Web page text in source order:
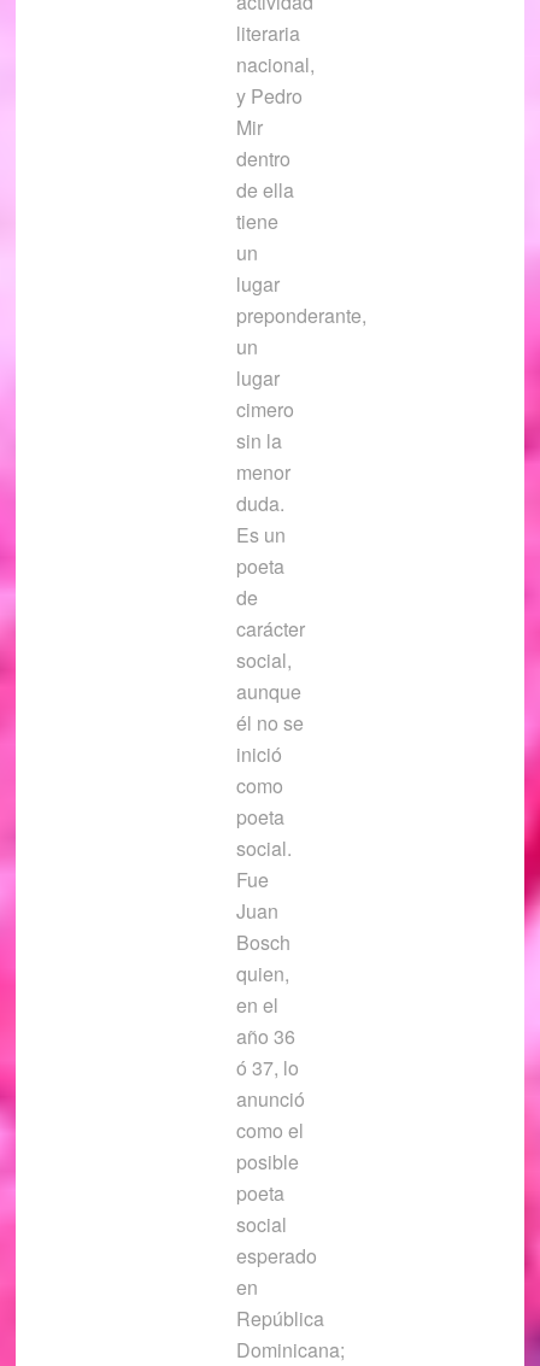
literaria
nacional,
y Pedro
Mir
dentro
de ella
tiene
un
lugar
preponderante,
un
lugar
cimero
sin la
menor
duda.
Es un
poeta
de
carácter
social,
aunque
él no se
inició
como
poeta
social.
Fue
Juan
Bosch
quien,
en el
año 36
ó 37, lo
anunció
como el
posible
poeta
social
esperado
en
República
Dominicana;